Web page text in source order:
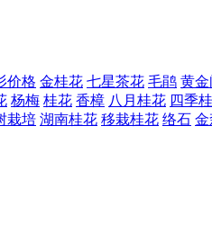
价格 金桂花 七星茶花 毛鹃 黄金
杨梅 桂花 香樟 八月桂花 四季
栽培 湖南桂花 移栽桂花 络石 金